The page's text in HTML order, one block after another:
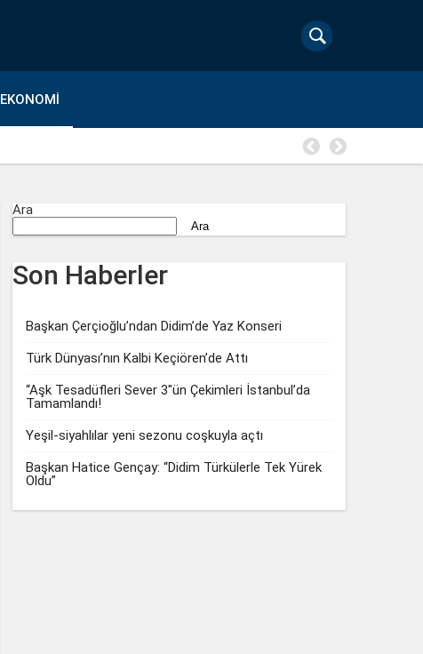
EKONOMI
Ara
Ara
Son Haberler
Başkan Çerçioğlu’ndan Didim’de Yaz Konseri
Türk Dünyası’nın Kalbi Keçiören’de Attı
“Aşk Tesadüfleri Sever 3″ün Çekimleri İstanbul’da
Tamamlandı!
Yeşil-siyahlılar yeni sezonu coşkuyla açtı
Başkan Hatice Gençay: “Didim Türkülerle Tek Yürek
Oldu”